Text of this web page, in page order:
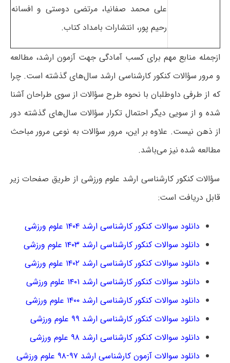
علی محمد صفانیا، مرتضی دوستی و افسانه
رحیم پور، انتشارات بامداد کتاب.
ازجمله منابع مهم برای کسب آمادگی جهت آزمون ارشد، مطالعه
و مرور سؤالات کنکور کارشناسی ارشد سال‌های گذشته است. چرا
که از طرفی داوطلبان با نحوه طرح سؤالات از سوی طراحان آشنا
شده و از سویی دیگر احتمال تکرار سؤالات سال‌های گذشته دور
از ذهن نیست. علاوه بر این، مرور سؤالات به نوعی مرور مباحث
مطالعه‌ شده نیز می‌باشد.
سؤالات کنکور کارشناسی ارشد علوم ورزشی از طریق صفحات زیر
قابل دریافت است:
دانلود سوالات کنکور کارشناسی ارشد ۱۴۰۴ علوم ورزشی
دانلود سوالات کنکور کارشناسی ارشد ۱۴۰۳ علوم ورزشی
دانلود سوالات کنکور کارشناسی ارشد ۱۴۰۲ علوم ورزشی
دانلود سوالات کنکور کارشناسی ارشد ۱۴۰۱ علوم ورزشی
دانلود سوالات کنکور کارشناسی ارشد ۱۴۰۰ علوم ورزشی
دانلود سوالات کنکور کارشناسی ارشد ۹۹ علوم ورزشی
دانلود سوالات کنکور کارشناسی ارشد ۹۸ علوم ورزشی
دانلود سوالات آزمون کارشناسی ارشد ۹۷-۹۸ علوم ورزشی